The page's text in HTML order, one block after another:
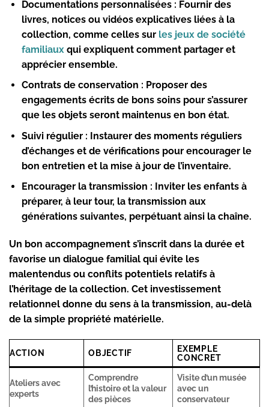
Documentations personnalisées : Fournir des
livres, notices ou vidéos explicatives liées à la
collection, comme celles sur les jeux de société
familiauxqui expliquent comment partager et
apprécier ensemble.
Contrats de conservation : Proposer des
engagements écrits de bons soins pour s’assurer
que les objets seront maintenus en bon état.
Suivi régulier : Instaurer des moments réguliers
d’échanges et de vérifications pour encourager le
bon entretien et la mise à jour de l’inventaire.
Encourager la transmission : Inviter les enfants à
préparer, à leur tour, la transmission aux
générations suivantes, perpétuant ainsi la chaîne.
Un bon accompagnement s’inscrit dans la durée et
favorise un dialogue familial qui évite les
malentendus ou conflits potentiels relatifs à
l’héritage de la collection. Cet investissement
relationnel donne du sens à la transmission, au-delà
de la simple propriété matérielle.
ACTION OBJECTIF
EXEMPLE
CONCRET
Ateliers avec
experts
Comprendre
l’histoire et la valeur
des pièces
Visite d’un musée
avec un
conservateur